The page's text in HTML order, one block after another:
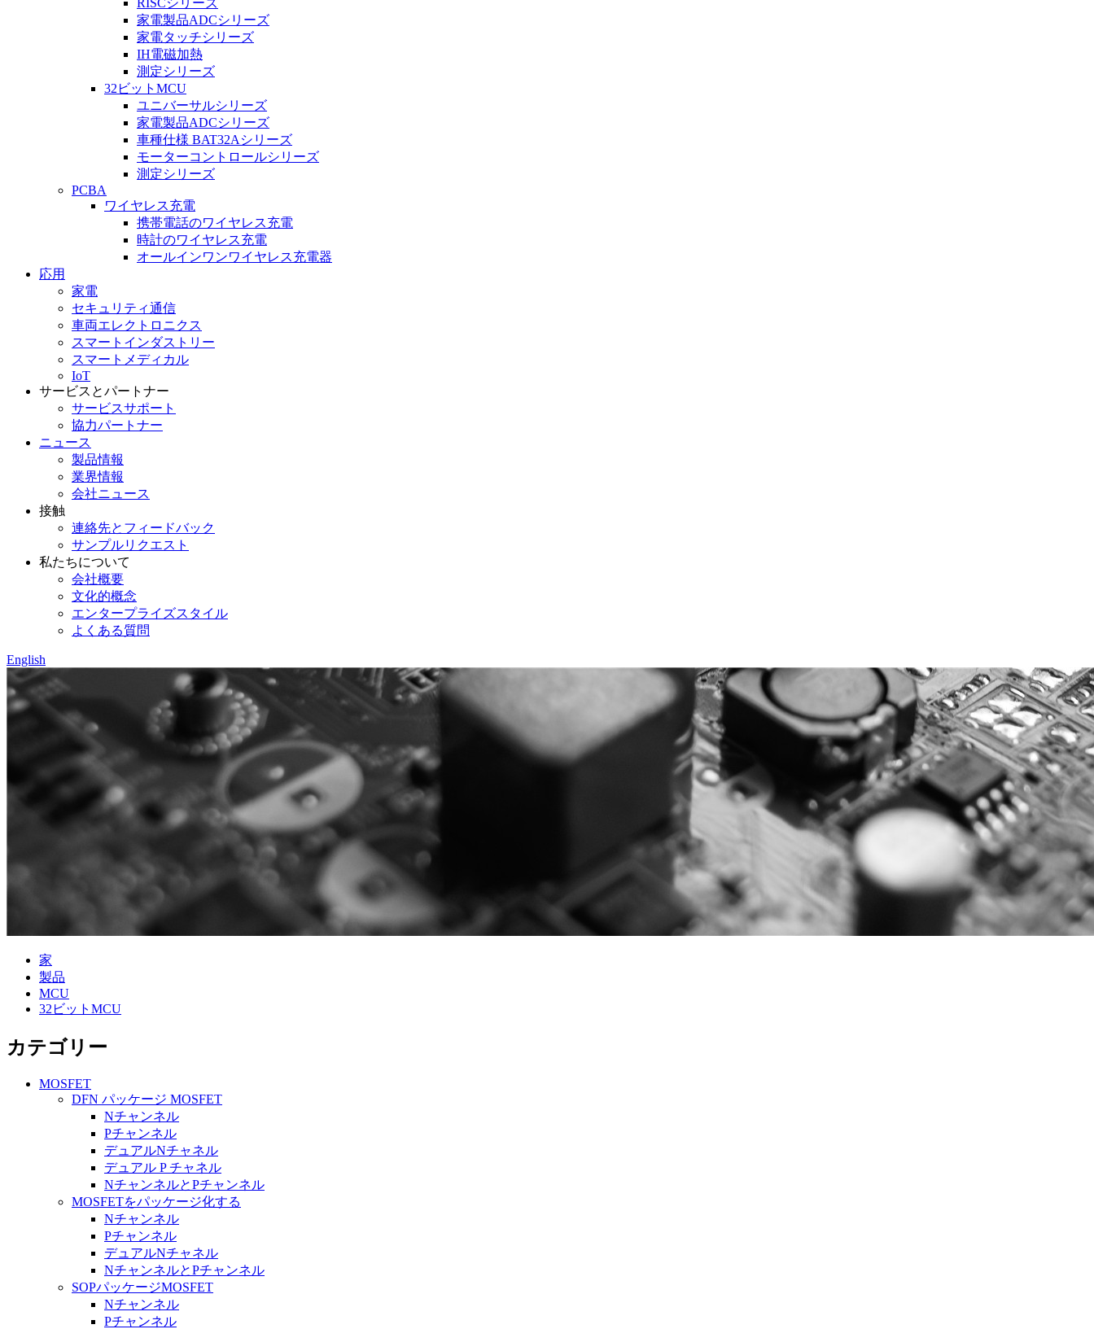
RISCシリーズ
家電製品ADCシリーズ
家電タッチシリーズ
IH電磁加熱
測定シリーズ
32ビットMCU
ユニバーサルシリーズ
家電製品ADCシリーズ
車種仕様 BAT32Aシリーズ
モーターコントロールシリーズ
測定シリーズ
PCBA
ワイヤレス充電
携帯電話のワイヤレス充電
時計のワイヤレス充電
オールインワンワイヤレス充電器
応用
家電
セキュリティ通信
車両エレクトロニクス
スマートインダストリー
スマートメディカル
IoT
サービスとパートナー
サービスサポート
協力パートナー
ニュース
製品情報
業界情報
会社ニュース
接触
連絡先とフィードバック
サンプルリクエスト
私たちについて
会社概要
文化的概念
エンタープライズスタイル
よくある質問
English
家
製品
MCU
32ビットMCU
カテゴリー
MOSFET
DFN パッケージ MOSFET
Nチャンネル
Pチャンネル
デュアルNチャネル
デュアル P チャネル
NチャンネルとPチャンネル
MOSFETをパッケージ化する
Nチャンネル
Pチャンネル
デュアルNチャネル
NチャンネルとPチャンネル
SOPパッケージMOSFET
Nチャンネル
Pチャンネル